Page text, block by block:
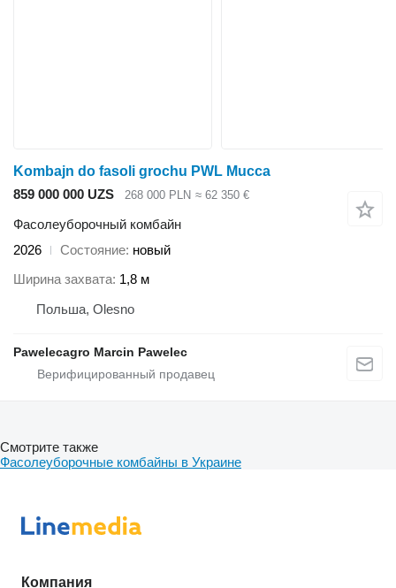
Kombajn do fasoli grochu PWL Mucca
859 000 000 UZS
268 000 PLN ≈ 62 350 €
Фасолеуборочный комбайн
2026
Состояние новый
Ширина захвата 1,8 м
Польша, Olesno
Pawelecagro Marcin Pawelec
Смотрите также
Фасолеуборочные комбайны в Украине
Компания